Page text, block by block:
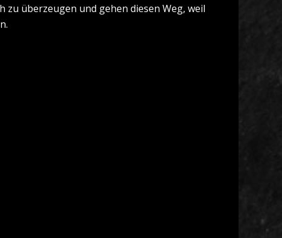
zu überzeugen und gehen diesen Weg, weil